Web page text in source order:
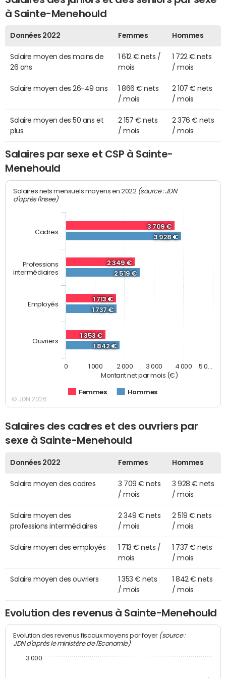
à Sainte-Menehould
Données 2022 Femmes Hommes
Salaire moyen des moins de
26 ans
1 612 € nets /
mois
1 722 € nets
/ mois
Salaire moyen des 26-49 ans
1 866 € nets
/ mois
2 107 € nets
/ mois
Salaire moyen des 50 ans et
plus
2 157 € nets
/ mois
2 376 € nets
/ mois
Salaires par sexe et CSP à Sainte-
Menehould
Montant net par mois (€)
Salaires nets mensuels moyens en 2022 (source : JDN
d'après l'Insee)
3 709 €
2 349 €
1 713 €
1 353 €
3 928 €
2 519 €
1 737 €
1 842 €
Femmes Hommes
Cadres
Professions
intermédiaires
Employés
Ouvriers
0 1 000 2 000 3 000 4 000 5 0…
© JDN 2026
Salaires des cadres et des ouvriers par
sexe à Sainte-Menehould
Données 2022 Femmes Hommes
Salaire moyen des cadres
3 709 € nets
/ mois
3 928 € nets
/ mois
Salaire moyen des
professions intermédiaires
2 349 € nets
/ mois
2 519 € nets
/ mois
Salaire moyen des employés
1 713 € nets /
mois
1 737 € nets
/ mois
Salaire moyen des ouvriers
1 353 € nets
/ mois
1 842 € nets
/ mois
Evolution des revenus à Sainte-Menehould
Evolution des revenus fiscaux moyens par foyer (source :
JDN d'après le ministère de l'Economie)
3 000